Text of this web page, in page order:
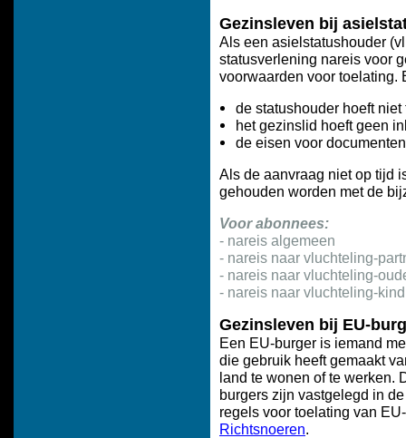
Gezinsleven bij
Als een asielstatushouder
statusverlening nareis voor
voorwaarden voor toelating.
de statushouder hoeft
het gezinslid hoeft geen
de eisen voor
Als de aanvraag niet op tijd
gehouden worden met de
Voor abonnees:
- nareis algemeen
- nareis naar vluchteling-
- nareis naar vluchteling-
- nareis naar vluchteling-kind
Gezinsleven bij EU-
Een EU-burger is iemand
die gebruik heeft gemaakt
land te wonen of te werken.
burgers zijn vastgelegd in
regels voor toelating van
Richtsnoeren.